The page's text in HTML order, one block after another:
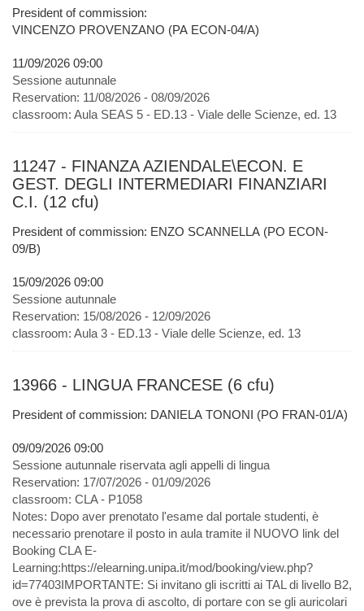
President of commission:
VINCENZO PROVENZANO (PA ECON-04/A)
11/09/2026 09:00
Sessione autunnale
Reservation: 11/08/2026 - 08/09/2026
classroom: Aula SEAS 5 - ED.13 - Viale delle Scienze, ed. 13
11247 - FINANZA AZIENDALE\ECON. E
GEST. DEGLI INTERMEDIARI FINANZIARI
C.I. (12 cfu)
President of commission: ENZO SCANNELLA (PO ECON-
09/B)
15/09/2026 09:00
Sessione autunnale
Reservation: 15/08/2026 - 12/09/2026
classroom: Aula 3 - ED.13 - Viale delle Scienze, ed. 13
13966 - LINGUA FRANCESE (6 cfu)
President of commission: DANIELA TONONI (PO FRAN-01/A)
09/09/2026 09:00
Sessione autunnale riservata agli appelli di lingua
Reservation: 17/07/2026 - 01/09/2026
classroom: CLA - P1058
Notes: Dopo aver prenotato l'esame dal portale studenti, è
necessario prenotare il posto in aula tramite il NUOVO link del
Booking CLA E-
Learning:https://elearning.unipa.it/mod/booking/view.php?
id=77403IMPORTANTE: Si invitano gli iscritti ai TAL di livello B2,
ove è prevista la prova di ascolto, di portare con se gli auricolari